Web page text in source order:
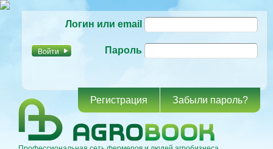
основному
Логин или email
Пароль
Регистрация Забыли пароль?